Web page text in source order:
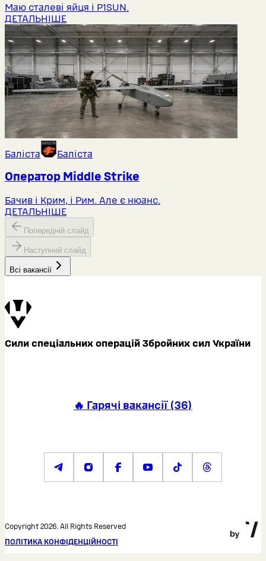
Маю сталеві яйця і P1SUN.
ДЕТАЛЬНІШЕ
Баліста Баліста
Оператор Middlе Strike
Бачив і Крим, і Рим. Але є нюанс.
ДЕТАЛЬНІШЕ
Попередній слайд
Наступний слайд
Всі вакансії
Сили спеціальних операцій Збройних сил України
🔥 Гарячі вакансії(36)
Copyright 2026. All Rights Reserved
ПОЛІТИКА КОНФІДЕНЦІЙНОСТІ